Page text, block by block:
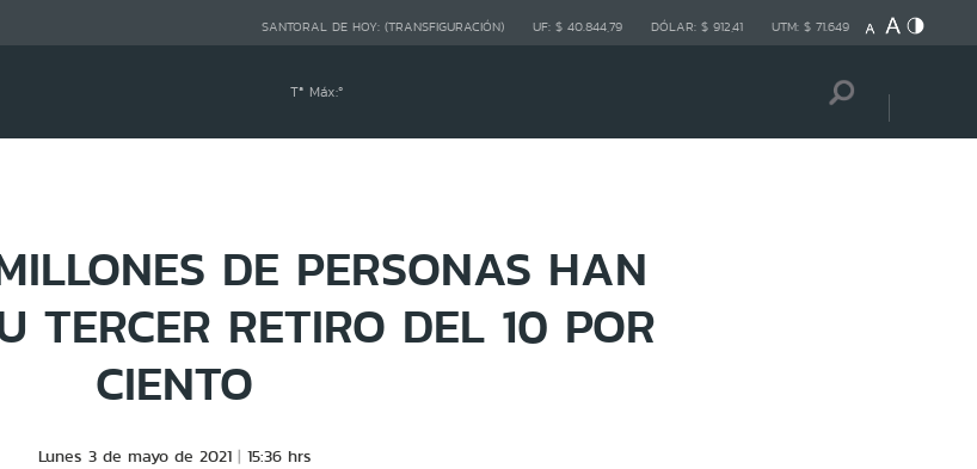
SANTORAL DE HOY: (TRANSFIGURACIÓN) UF: $ 40.844,79 DÓLAR: $ 912,41 UTM: $ 71.649
Tª Máx:º
DE PERSONAS HAN
TERCER RETIRO DEL 10 POR
CIENTO
Lunes 3 de mayo de 2021 15:36 hrs